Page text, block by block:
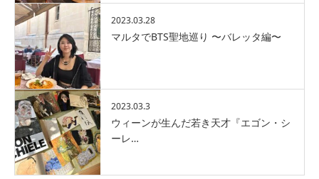
2023.03.28
マルタでBTS聖地巡り 〜バレッタ編〜
2023.03.3
ウィーンが生んだ若き天才『エゴン・シ
ーレ…